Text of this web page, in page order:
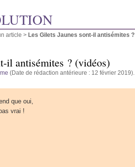
article > Les Gilets Jaunes sont-il antisémites ?
il antisémites ? (vidéos)
(Date de rédaction antérieure : 12 février 2019).
que oui,
vrai !